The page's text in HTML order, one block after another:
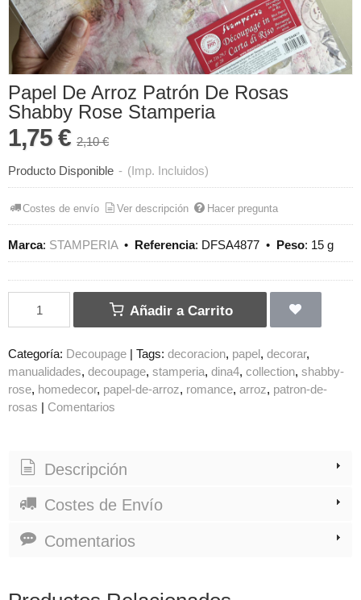
Papel De Arroz Patrón De Rosas
Shabby Rose Stamperia
1,75 € 2,10 €
Producto Disponible - (Imp. Incluidos)
Costes de envío Ver descripción Hacer pregunta
Marca: STAMPERIA• Referencia: DFSA4877 • Peso: 15 g
Añadir a Carrito
Categoría: Decoupage Tags: decoracion papel
decorar
manualidades decoupage stamperia dina4 collection shabby-
rose homedecor papel-de-arroz romance arroz patron-de-
rosas
Comentarios
Descripción
Costes de Envío
Comentarios